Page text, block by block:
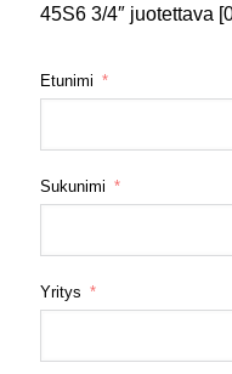
45S6 3/4″ juotettava
Etunimi
Sukunimi
Yritys